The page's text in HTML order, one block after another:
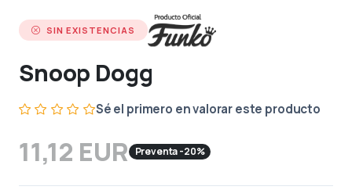
SIN EXISTENCIAS
Snoop Dogg
Sé el primero en valorar este producto
11,12 EUR Preventa -20%